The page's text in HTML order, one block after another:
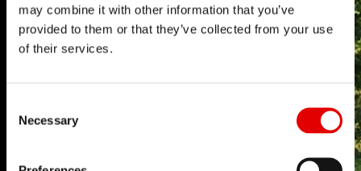
may combine it with other information that you’ve
provided to them or that they’ve collected from your use
of their services.
Necessary